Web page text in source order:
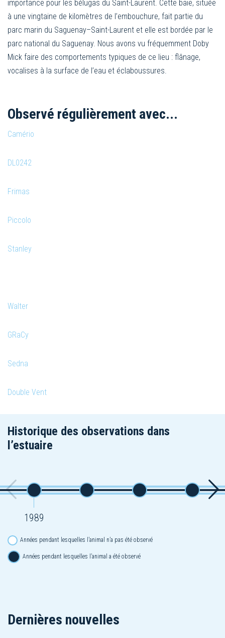
importance pour les bélugas du Saint-Laurent. Cette baie, située
à une vingtaine de kilomètres de l’embouchure, fait partie du
parc marin du Saguenay–Saint-Laurent et elle est bordée par le
parc national du Saguenay. Nous avons vu fréquemment Doby
Mick faire des comportements typiques de ce lieu : flânage,
vocalises à la surface de l’eau et éclaboussures.
Observé régulièrement avec...
Camério
DL0242
Frimas
Piccolo
Stanley
Walter
GRaCy
Sedna
Double Vent
Historique des observations dans
l’estuaire
1989
Années pendant lesquelles l’animal n’a pas été observé
Années pendant lesquelles l’animal a été observé
Dernières nouvelles